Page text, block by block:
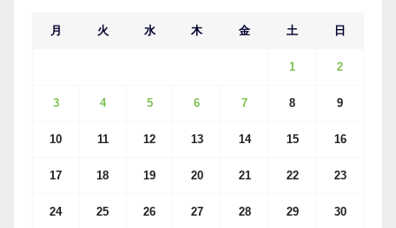
月 火 水 木 金 土 日
1 2
3 4 5 6 7 8 9
10 11 12 13 14 15 16
17 18 19 20 21 22 23
24 25 26 27 28 29 30